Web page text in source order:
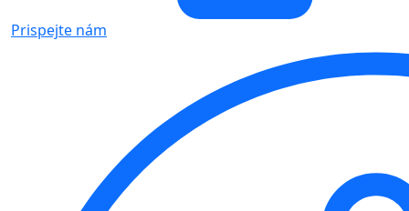
Prispejte nám